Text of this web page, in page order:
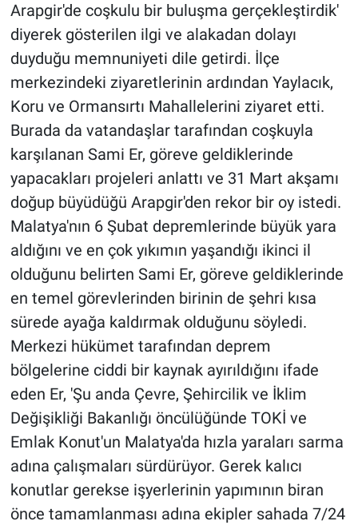
Arapgir'de coşkulu bir buluşma gerçekleştirdik'
diyerek gösterilen ilgi ve alakadan dolayı
duyduğu memnuniyeti dile getirdi. İlçe
merkezindeki ziyaretlerinin ardından Yaylacık,
Koru ve Ormansırtı Mahallelerini ziyaret etti.
Burada da vatandaşlar tarafından coşkuyla
karşılanan Sami Er, göreve geldiklerinde
yapacakları projeleri anlattı ve 31 Mart akşamı
doğup büyüdüğü Arapgir'den rekor bir oy istedi.
Malatya'nın 6 Şubat depremlerinde büyük yara
aldığını ve en çok yıkımın yaşandığı ikinci il
olduğunu belirten Sami Er, göreve geldiklerinde
en temel görevlerinden birinin de şehri kısa
sürede ayağa kaldırmak olduğunu söyledi.
Merkezi hükümet tarafından deprem
bölgelerine ciddi bir kaynak ayırıldığını ifade
eden Er, 'Şu anda Çevre, Şehircilik ve İklim
Değişikliği Bakanlığı öncülüğünde TOKİ ve
Emlak Konut'un Malatya'da hızla yaraları sarma
adına çalışmaları sürdürüyor. Gerek kalıcı
konutlar gerekse işyerlerinin yapımının biran
önce tamamlanması adına ekipler sahada 7/24